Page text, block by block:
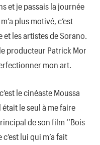
et je passais la journée
plus motivé, c’est
les artistes de Sorano.
le producteur Patrick Mor
mon art.
le cinéaste Moussa
le seul à me faire
de son film ‘’Bois
c’est lui qui m’a fait